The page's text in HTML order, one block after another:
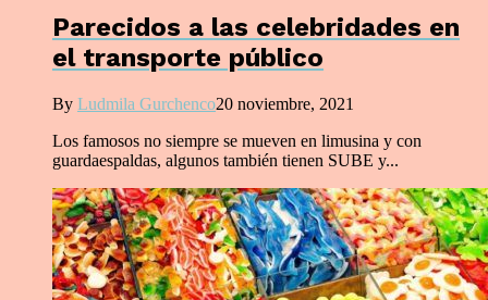
Parecidos a las celebridades en
el transporte público
By Ludmila Gurchenco20 noviembre, 2021
Los famosos no siempre se mueven en limusina y con
guardaespaldas, algunos también tienen SUBE y...